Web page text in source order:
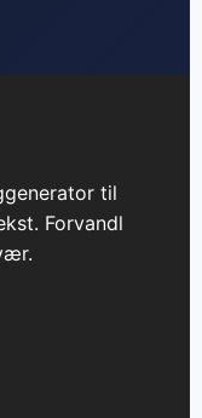
til
Forvandl